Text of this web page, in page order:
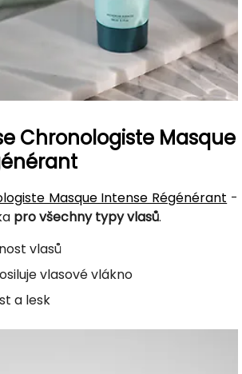
Chronologiste Masque
Masque Intense Régénérant -
pro všechny typy vlasů.
vlasů
vlasové vlákno
a lesk